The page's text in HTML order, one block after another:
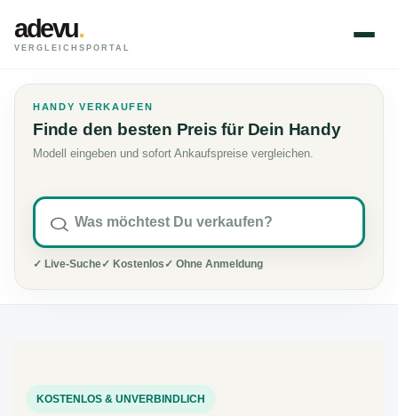
adevu.
VERGLEICHSPORTAL
HANDY VERKAUFEN
Finde den besten Preis für Dein Handy
Modell eingeben und sofort Ankaufspreise vergleichen.
✓ Live-Suche✓ Kostenlos ✓ Ohne Anmeldung
KOSTENLOS & UNVERBINDLICH